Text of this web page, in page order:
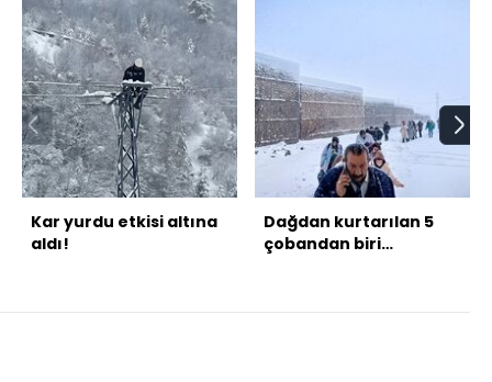
Kar yurdu etkisi altına
aldı!
Dağdan kurtarılan 5
çobandan biri